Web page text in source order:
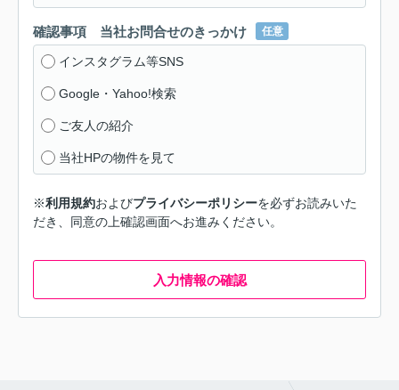
確認事項 当社お問合せのきっかけ 任意
インスタグラム等SNS
Google・Yahoo!検索
ご友人の紹介
当社HPの物件を見て
※利用規約およびプライバシーポリシーを必ずお読みいた
だき、同意の上確認画面へお進みください。
入力情報の確認